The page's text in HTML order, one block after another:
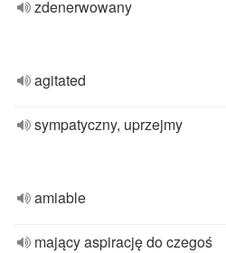
zdenerwowany
agitated
sympatyczny, uprzejmy
amiable
mający aspirację do czegoś